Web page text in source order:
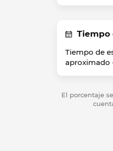
Tiempo
Tiempo de
aproximado
El porcentaje